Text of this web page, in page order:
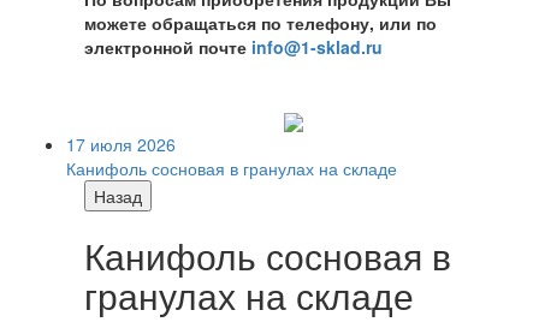
можете обращаться по телефону, или по
электронной почте info@1-sklad.ru
17 июля 2026
Канифоль сосновая в гранулах на складе
Назад
Канифоль сосновая в
гранулах на складе